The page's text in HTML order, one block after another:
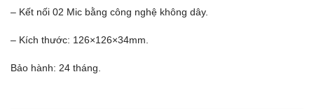
– Kết nối 02 Mic bằng công nghệ không dây.
– Kích thước: 126×126×34mm.
Bảo hành: 24 tháng.